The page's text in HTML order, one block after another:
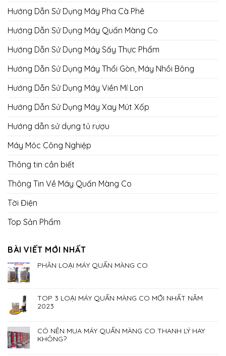
Hướng Dẫn Sử Dụng Máy Pha Cà Phê
Hướng Dẫn Sử Dụng Máy Quấn Màng Co
Hướng Dẫn Sử Dụng Máy Sấy Thực Phẩm
Hướng Dẫn Sử Dụng Máy Thổi Gòn, Máy Nhồi Bông
Hướng Dẫn Sử Dụng Máy Viền Mí Lon
Hướng Dẫn Sử Dụng Máy Xay Mút Xốp
Hướng dẫn sử dụng tủ rượu
Máy Móc Công Nghiệp
Thông tin cần biết
Thông Tin Về Máy Quấn Màng Co
Tời Điện
Top Sản Phẩm
BÀI VIẾT MỚI NHẤT
PHÂN LOẠI MÁY QUẤN MÀNG CO
TOP 3 LOẠI MÁY QUẤN MÀNG CO MỚI NHẤT NĂM
2023
CÓ NÊN MUA MÁY QUẤN MÀNG CO THANH LÝ HAY
KHÔNG?